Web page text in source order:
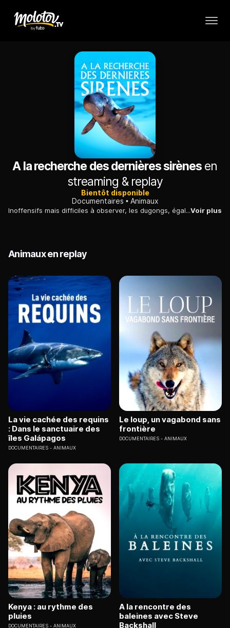
A la recherche des dernières sirènes en
streaming & replay
Bientôt disponible
Documentaires
Animaux
Inoffensifs mais difficiles à observer, les dugongs, également surnommés «siréniens», sont des mammifères marins vivant sur les littoraux de l'océan Indien.Voir plus
Animaux en replay
La vie cachée des requins
: Dans le sanctuaire des
îles Galápagos
DOCUMENTAIRES ANIMAUX
Le loup, un vagabond sans
frontière
DOCUMENTAIRES ANIMAUX
Kenya : au rythme des
pluies
DOCUMENTAIRES ANIMAUX
A la rencontre des
baleines avec Steve
Backshall